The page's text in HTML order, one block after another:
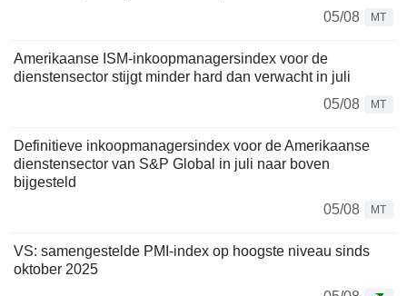
05/08
MT
Amerikaanse ISM-inkoopmanagersindex voor de
dienstensector stijgt minder hard dan verwacht in juli
05/08
MT
Definitieve inkoopmanagersindex voor de Amerikaanse
dienstensector van S&P Global in juli naar boven
bijgesteld
05/08
MT
VS: samengestelde PMI-index op hoogste niveau sinds
oktober 2025